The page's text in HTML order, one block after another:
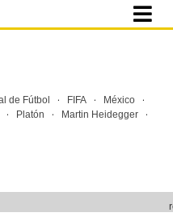
de Fútbol · FIFA · México ·
Platón · Martin Heidegger·